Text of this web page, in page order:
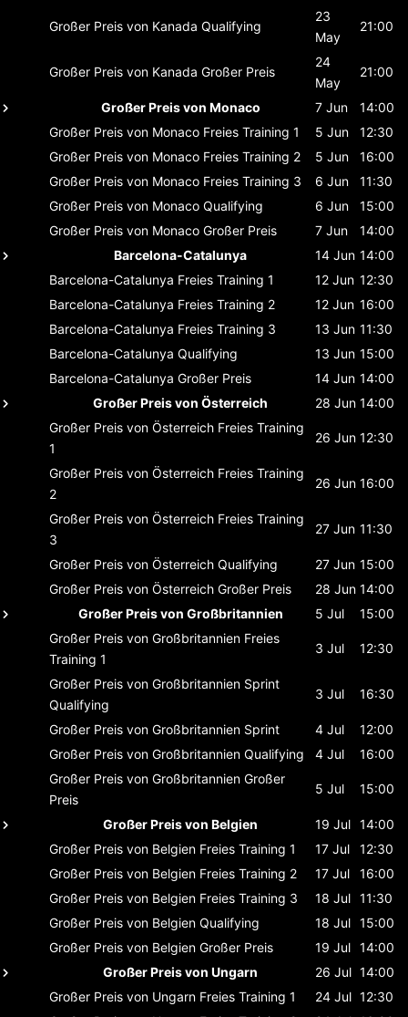
Großer Preis von Kanada Qualifying
23
May
21:00
Großer Preis von Kanada Großer Preis
24
May
21:00
Großer Preis von Monaco 7 Jun
14:00
Großer Preis von Monaco Freies Training 1 5 Jun
12:30
Großer Preis von Monaco Freies Training 2 5 Jun
16:00
Großer Preis von Monaco Freies Training 3 6 Jun
11:30
Großer Preis von Monaco Qualifying 6 Jun
15:00
Großer Preis von Monaco Großer Preis 7 Jun
14:00
Barcelona-Catalunya
14 Jun 14:00
Barcelona-Catalunya Freies Training 1 12 Jun 12:30
Barcelona-Catalunya Freies Training 2 12 Jun 16:00
Barcelona-Catalunya Freies Training 3 13 Jun 11:30
Barcelona-Catalunya Qualifying 13 Jun 15:00
Barcelona-Catalunya Großer Preis 14 Jun 14:00
Großer Preis von Österreich
28 Jun 14:00
Großer Preis von Österreich Freies Training
1
26 Jun 12:30
Großer Preis von Österreich Freies Training
2
26 Jun 16:00
Großer Preis von Österreich Freies Training
3
27 Jun 11:30
Großer Preis von Österreich Qualifying 27 Jun 15:00
Großer Preis von Österreich Großer Preis 28 Jun 14:00
Großer Preis von Großbritannien
5 Jul
15:00
Großer Preis von Großbritannien Freies
Training 1
3 Jul 12:30
Großer Preis von Großbritannien Sprint
Qualifying
3 Jul 16:30
Großer Preis von Großbritannien Sprint 4 Jul
12:00
Großer Preis von Großbritannien Qualifying 4 Jul
16:00
Großer Preis von Großbritannien Großer
Preis
5 Jul 15:00
Großer Preis von Belgien 19 Jul 14:00
Großer Preis von Belgien Freies Training 1 17 Jul
12:30
Großer Preis von Belgien Freies Training 2 17 Jul
16:00
Großer Preis von Belgien Freies Training 3 18 Jul 11:30
Großer Preis von Belgien Qualifying 18 Jul 15:00
Großer Preis von Belgien Großer Preis 19 Jul 14:00
Großer Preis von Ungarn
26 Jul 14:00
Großer Preis von Ungarn Freies Training 1 24 Jul 12:30